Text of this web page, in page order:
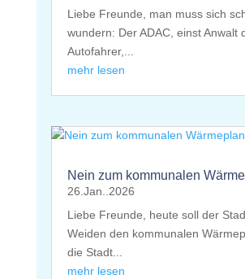
Liebe Freunde, man muss sich
wundern: Der ADAC, einst Anwalt
Autofahrer,...
mehr lesen
Nein zum kommunalen
26.Jan..2026
Liebe Freunde, heute soll der
Weiden den kommunalen
die Stadt...
mehr lesen